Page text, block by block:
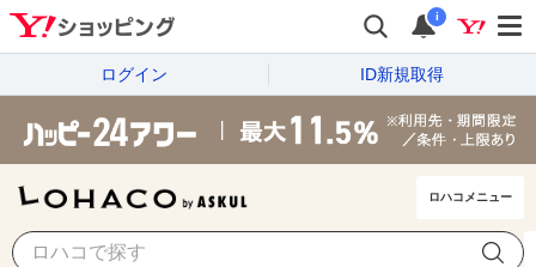
i
ログイン ID新規取得
ロハコメニュー